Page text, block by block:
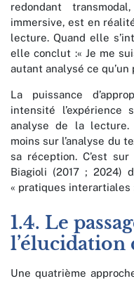
redondant
immersive, est en
lecture. Quand elle
elle conclut :« Je me
autant analysé ce
La puissance
intensité
analyse de la
moins sur l’analyse du
sa réception. C’est
Biagioli (2017 ; 2024)
« pratiques interartiales
1.4. Le
l’élucidation
Une quatrième